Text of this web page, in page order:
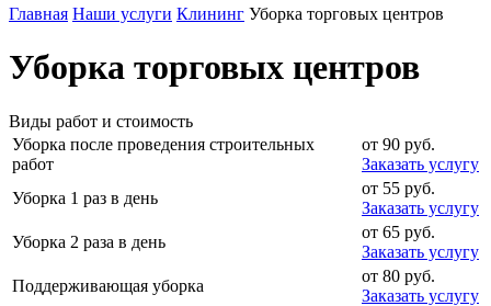
Главная Наши услуги Клининг Уборка торговых центров
Уборка торговых центров
Виды работ и стоимость
Уборка после проведения строительных
работ
от 90 руб.
Заказать услугу
Уборка 1 раз в день
от 55 руб.
Заказать услугу
Уборка 2 раза в день
от 65 руб.
Заказать услугу
Поддерживающая уборка
от 80 руб.
Заказать услугу